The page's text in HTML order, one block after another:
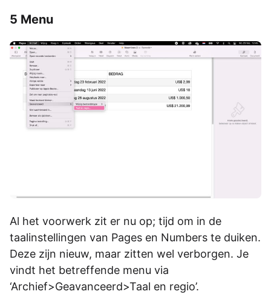
5 Menu
Al het voorwerk zit er nu op; tijd om in de
taalinstellingen van Pages en Numbers te duiken.
Deze zijn nieuw, maar zitten wel verborgen. Je
vindt het betreffende menu via
‘Archief>Geavanceerd>Taal en regio’.